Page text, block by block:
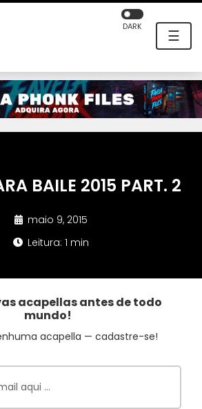
☰
DARK
BAILE 2015 PART. 2
maio 9, 2015
Leitura: 1 min
acapellas antes de todo
mundo!
acapella — cadastre-se!